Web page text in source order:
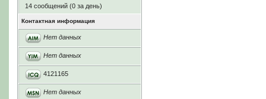
14 сообщений (0 за день)
Контактная информация
Нет данных
Нет данных
4121165
Нет данных